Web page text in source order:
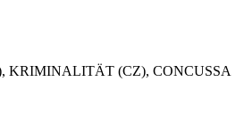
KRIMINALITÄT (CZ), CONCUSSA